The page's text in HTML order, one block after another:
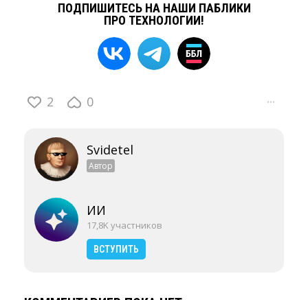
ПОДПИШИТЕСЬ НА НАШИ ПАБЛИКИ
ПРО ТЕХНОЛОГИИ!
2 0 ···
Svidetel
Автор
ИИ
17,8K участников
ВСТУПИТЬ